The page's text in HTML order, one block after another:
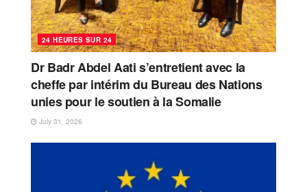
24 HEURES SUR 24
Dr Badr Abdel Aati s’entretient avec la
cheffe par intérim du Bureau des Nations
unies pour le soutien à la Somalie
July 31, 2026